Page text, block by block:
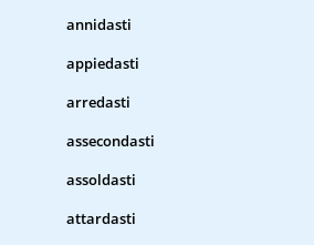
annidasti
appiedasti
arredasti
assecondasti
assoldasti
attardasti